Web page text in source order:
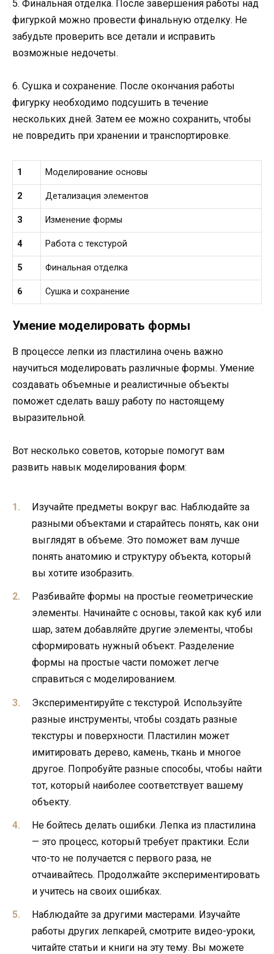
5. Финальная отделка. После завершения работы над
фигуркой можно провести финальную отделку. Не
забудьте проверить все детали и исправить
возможные недочеты.
6. Сушка и сохранение. После окончания работы
фигурку необходимо подсушить в течение
нескольких дней. Затем ее можно сохранить, чтобы
не повредить при хранении и транспортировке.
1 Моделирование основы
2 Детализация элементов
3 Изменение формы
4 Работа с текстурой
5 Финальная отделка
6 Сушка и сохранение
Умение моделировать формы
В процессе лепки из пластилина очень важно
научиться моделировать различные формы. Умение
создавать объемные и реалистичные объекты
поможет сделать вашу работу по настоящему
выразительной.
Вот несколько советов, которые помогут вам
развить навык моделирования форм:
Изучайте предметы вокруг вас. Наблюдайте за
разными объектами и старайтесь понять, как они
выглядят в объеме. Это поможет вам лучше
понять анатомию и структуру объекта, который
вы хотите изобразить.
Разбивайте формы на простые геометрические
элементы. Начинайте с основы, такой как куб или
шар, затем добавляйте другие элементы, чтобы
сформировать нужный объект. Разделение
формы на простые части поможет легче
справиться с моделированием.
Экспериментируйте с текстурой. Используйте
разные инструменты, чтобы создать разные
текстуры и поверхности. Пластилин может
имитировать дерево, камень, ткань и многое
другое. Попробуйте разные способы, чтобы найти
тот, который наиболее соответствует вашему
объекту.
Не бойтесь делать ошибки. Лепка из пластилина
— это процесс, который требует практики. Если
что-то не получается с первого раза, не
отчаивайтесь. Продолжайте экспериментировать
и учитесь на своих ошибках.
Наблюдайте за другими мастерами. Изучайте
работы других лепкарей, смотрите видео-уроки,
читайте статьи и книги на эту тему. Вы можете